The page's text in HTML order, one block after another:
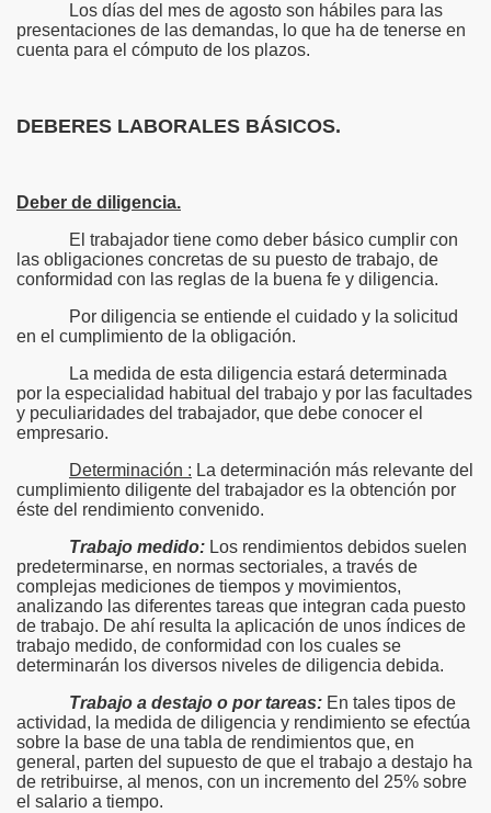
Los días del mes de agosto son hábiles para las
presentaciones de las demandas, lo que ha de tenerse en
cuenta para el cómputo de los plazos.
DEBERES LABORALES BÁSICOS.
Deber de diligencia.
El trabajador tiene como deber básico cumplir con
las obligaciones concretas de su puesto de trabajo, de
conformidad con las reglas de la buena fe y diligencia.
Por diligencia se entiende el cuidado y la solicitud
en el cumplimiento de la obligación.
La medida de esta diligencia estará determinada
por la especialidad habitual del trabajo y por las facultades
y peculiaridades del trabajador, que debe conocer el
empresario.
Determinación : La determinación más relevante del
cumplimiento diligente del trabajador es la obtención por
éste del rendimiento convenido.
Trabajo medido: Los rendimientos debidos suelen
predeterminarse, en normas sectoriales, a través de
complejas mediciones de tiempos y movimientos,
analizando las diferentes tareas que integran cada puesto
de trabajo. De ahí resulta la aplicación de unos índices de
trabajo medido, de conformidad con los cuales se
determinarán los diversos niveles de diligencia debida.
Trabajo a destajo o por tareas: En tales tipos de
actividad, la medida de diligencia y rendimiento se efectúa
sobre la base de una tabla de rendimientos que, en
general, parten del supuesto de que el trabajo a destajo ha
de retribuirse, al menos, con un incremento del 25% sobre
el salario a tiempo.